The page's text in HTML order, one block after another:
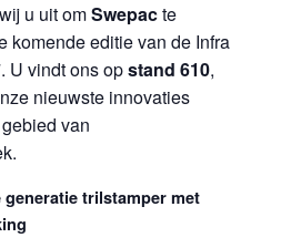
u uit omSwepacte
komende editie van de Infra
U vindt ons opstand 610,
nieuwste innovaties
van
trilstamper met